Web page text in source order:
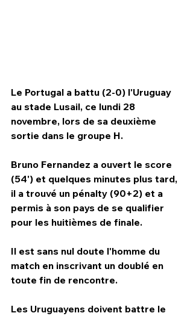
Le Portugal a battu (2-0) l'Uruguay
au stade Lusail, ce lundi 28
novembre, lors de sa deuxième
sortie dans le groupe H.
Bruno Fernandez a ouvert le score
(54') et quelques minutes plus tard,
il a trouvé un pénalty (90+2) et a
permis à son pays de se qualifier
pour les huitièmes de finale.
Il est sans nul doute l'homme du
match en inscrivant un doublé en
toute fin de rencontre.
Les Uruguayens doivent battre le